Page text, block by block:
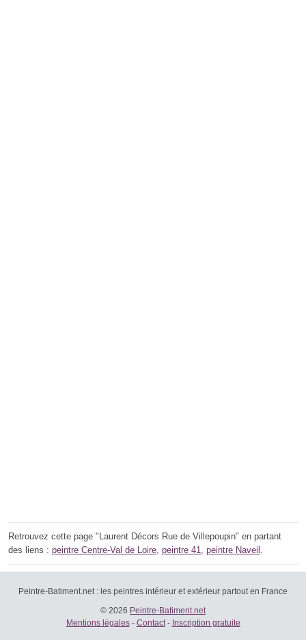
Retrouvez cette page "Laurent Décors Rue de Villepoupin" en partant
des liens : peintre Centre-Val de Loire, peintre 41, peintre Naveil .
Peintre-Batiment.net : les peintres intérieur et extérieur partout en France
© 2026 Peintre-Batiment.net
Mentions légales- Contact- Inscription gratuite